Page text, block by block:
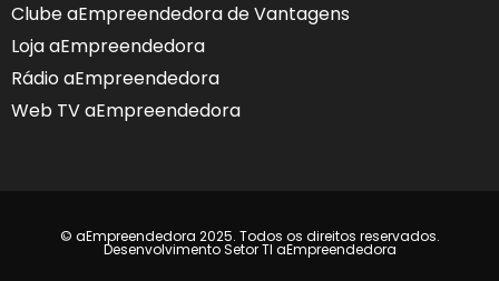
Clube aEmpreendedora de Vantagens
Loja aEmpreendedora
Rádio aEmpreendedora
Web TV aEmpreendedora
© aEmpreendedora 2025. Todos os direitos reservados.
Desenvolvimento Setor TI aEmpreendedora